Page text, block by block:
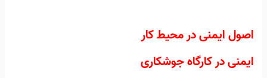
اصول ایمنی در محیط کار
ایمنی در کارگاه جوشکاری